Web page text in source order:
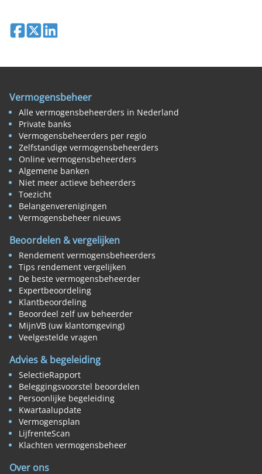
Deel op Facebook
Deel op XDeel op LinkedIn
Vermogensbeheer
Alle vermogensbeheerders in Nederland
Private banks
Vermogensbeheerders per regio
Zelfstandige vermogensbeheerders
Online vermogensbeheerders
Algemene banken
Niet meer actieve beheerders
Toezicht
Belangenverenigingen
Vermogensbeheer nieuws
Beoordelen & vergelijken
Rendement vermogensbeheerders
Tips rendement vergelijken
De beste vermogensbeheerder
Expertbeoordeling
Klantbeoordeling
Beoordeel zelf uw beheerder
MijnVB (uw klantomgeving)
Veelgestelde vragen
Advies & begeleiding
SelectieRapport
Beleggingsvoorstel beoordelen
Persoonlijke begeleiding
Kwartaalupdate
Vermogensplan
LijfrenteScan
Klachten vermogensbeheer
Over ons